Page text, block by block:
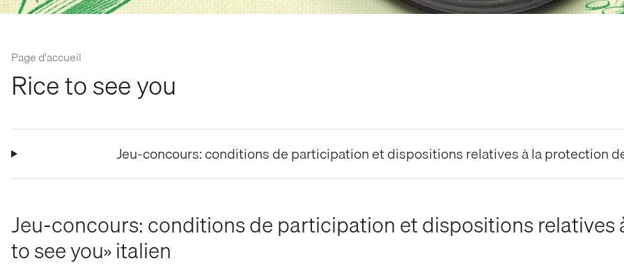
Page d'accueil
Rice to see you
Jeu-concours: conditions de participation et dispositions relatives à la protection
Jeu-concours: conditions de participation et dispositions relatives
to see you» italien